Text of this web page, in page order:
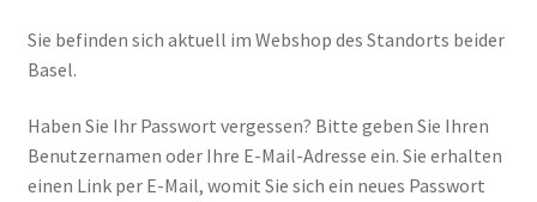
FAQ
Kasse
Sie befinden sich aktuell im Webshop des Standorts beider
Basel.
Haben Sie Ihr Passwort vergessen? Bitte geben Sie Ihren
Benutzernamen oder Ihre E-Mail-Adresse ein. Sie erhalten
einen Link per E-Mail, womit Sie sich ein neues Passwort